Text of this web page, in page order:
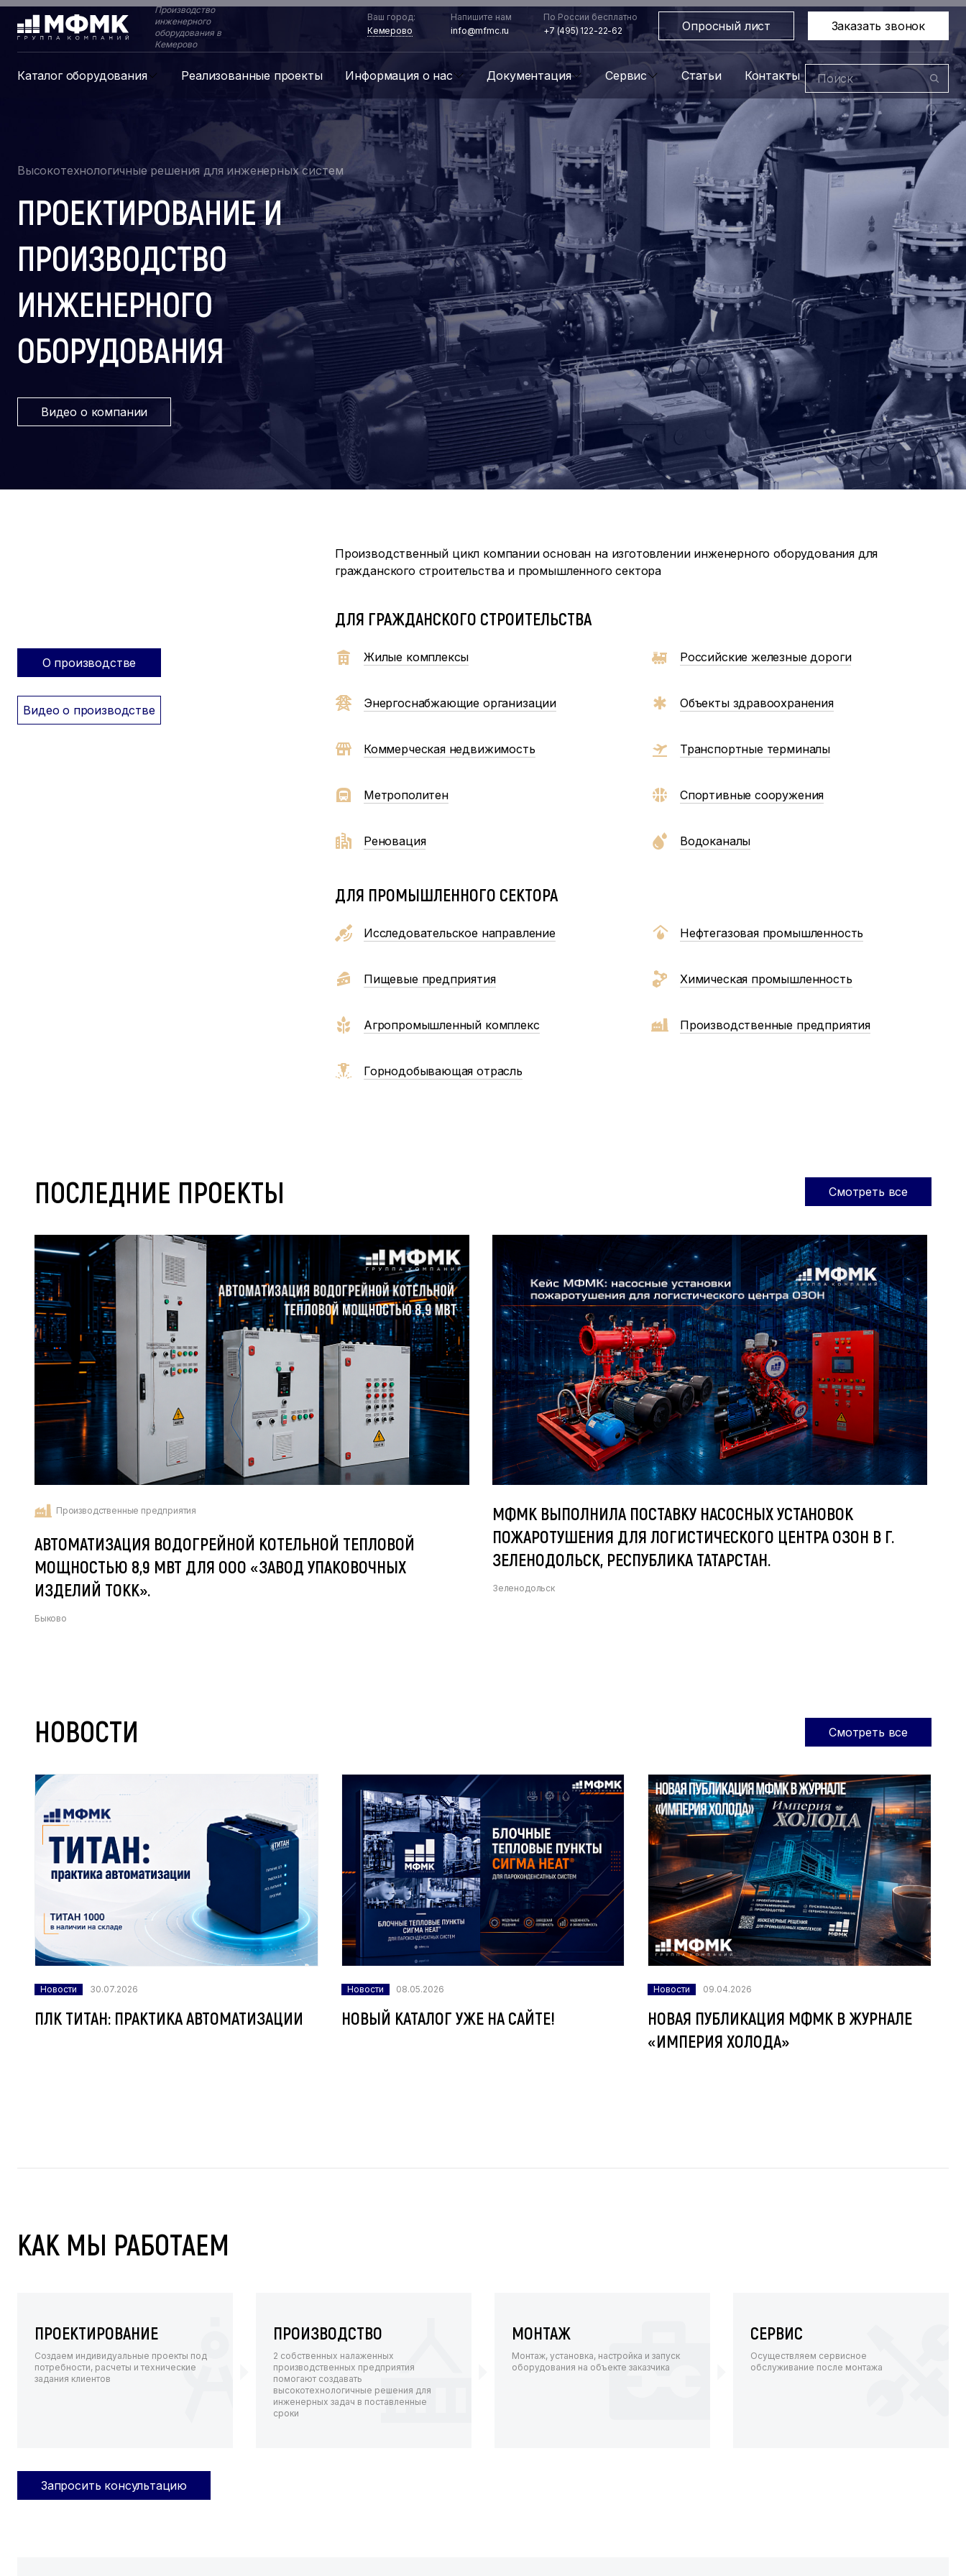
Производство
инженерного
оборудования в
Кемерово
Каталог оборудования Реализованные проекты Информация о нас Документация Сервис Статьи Контакты
Ваш город:
Кемерово
Напишите нам
info@mfmc.ru
По России бесплатно
+7 (495) 122-22-62
Опросный лист Заказать звонок
Высокотехнологичные решения для инженерных систем
ПРОЕКТИРОВАНИЕ И
ПРОИЗВОДСТВО
ИНЖЕНЕРНОГО
ОБОРУДОВАНИЯ
Видео о компании
Производственный цикл компании основан на изготовлении инженерного оборудования для
гражданского строительства и промышленного сектора
О производстве
Видео о производстве
ДЛЯ ГРАЖДАНСКОГО СТРОИТЕЛЬСТВА
Жилые комплексы
Энергоснабжающие организации
Коммерческая недвижимость
Метрополитен
Реновация
Российские железные дороги
Объекты здравоохранения
Транспортные терминалы
Спортивные сооружения
Водоканалы
ДЛЯ ПРОМЫШЛЕННОГО СЕКТОРА
Исследовательское направление
Пищевые предприятия
Агропромышленный комплекс
Горнодобывающая отрасль
Нефтегазовая промышленность
Химическая промышленность
Производственные предприятия
ПОСЛЕДНИЕ ПРОЕКТЫ
Производственные предприятия
АВТОМАТИЗАЦИЯ ВОДОГРЕЙНОЙ КОТЕЛЬНОЙ ТЕПЛОВОЙ
МОЩНОСТЬЮ 8,9 МВТ ДЛЯ ООО «ЗАВОД УПАКОВОЧНЫХ
ИЗДЕЛИЙ ТОКК».
Быково
МФМК ВЫПОЛНИЛА ПОСТАВКУ НАСОСНЫХ УСТАНОВОК
ПОЖАРОТУШЕНИЯ ДЛЯ ЛОГИСТИЧЕСКОГО ЦЕНТРА ОЗОН В Г.
ЗЕЛЕНОДОЛЬСК, РЕСПУБЛИКА ТАТАРСТАН.
Зеленодольск
Смотреть все
НОВОСТИ
Новости 30.07.2026
ПЛК ТИТАН: ПРАКТИКА АВТОМАТИЗАЦИИ
Новости 08.05.2026
НОВЫЙ КАТАЛОГ УЖЕ НА САЙТЕ!
Новости 09.04.2026
НОВАЯ ПУБЛИКАЦИЯ МФМК В ЖУРНАЛЕ
«ИМПЕРИЯ ХОЛОДА»
Смотреть все
КАК МЫ РАБОТАЕМ
ПРОЕКТИРОВАНИЕ
Создаем индивидуальные проекты под
потребности, расчеты и технические
задания клиентов
ПРОИЗВОДСТВО
2 собственных налаженных
производственных предприятия
помогают создавать
высокотехнологичные решения для
инженерных задач в поставленные
сроки
МОНТАЖ
Монтаж, установка, настройка и запуск
оборудования на объекте заказчика
СЕРВИС
Осуществляем сервисное
обслуживание после монтажа
Запросить консультацию